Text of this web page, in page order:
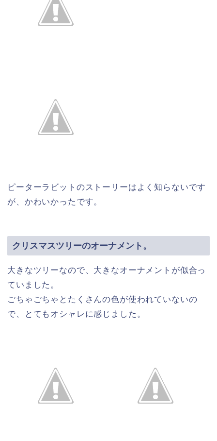
ピーターラビットのストーリーはよく知らないです
が、かわいかったです。
クリスマスツリーのオーナメント。
大きなツリーなので、大きなオーナメントが似合っ
ていました。
ごちゃごちゃとたくさんの色が使われていないの
で、とてもオシャレに感じました。